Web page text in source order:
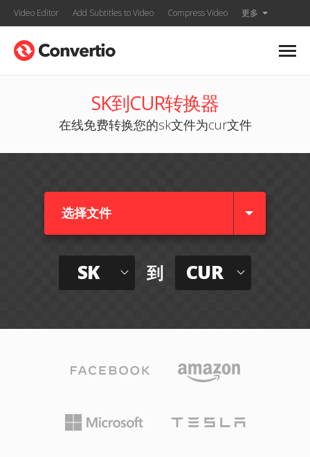
Video Editor Add Subtitles to Video Compress Video 更多
SK到CUR转换器
在线免费转换您的sk文件为cur文件
选择文件
SK 到 CUR